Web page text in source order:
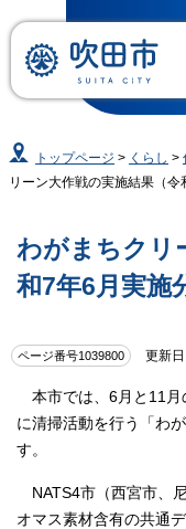
トップページ > くらし >
リーン大作戦の実施結果（令
わがまちクリ
和7年6月実施
ページ番号1039800 更新
本市では、6月と11月
に清掃活動を行う「わ
す。
NATS4市（西宮市、
オマス素材含有の共通